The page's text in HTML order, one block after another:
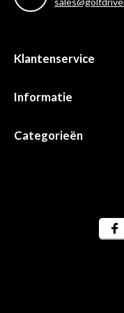
Klantenservice
Informatie
Categorieën